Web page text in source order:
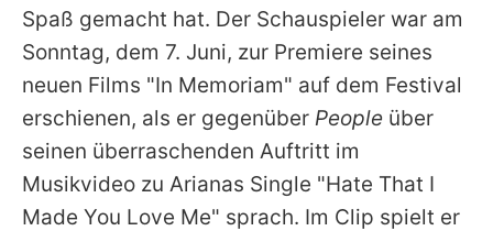
Jobs
App runterladen
Team
Redaktionelle Richtlinien
Impressum
Spaß gemacht hat. Der Schauspieler war am
Sonntag, dem 7. Juni, zur Premiere seines
neuen Films "In Memoriam" auf dem Festival
erschienen, als er gegenüber People über
seinen überraschenden Auftritt im
Musikvideo zu Arianas Single "Hate That I
Made You Love Me" sprach. Im Clip spielt er